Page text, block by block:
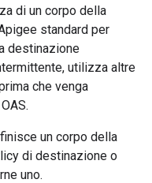
di un corpo della
standard per
destinazione
utilizza altre
che venga
un corpo della
di destinazione o
uno.